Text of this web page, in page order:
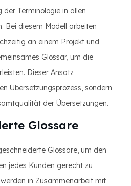
der Terminologie in allen
Bei diesem Modell arbeiten
an einem Projekt und
Glossar, um die
Dieser Ansatz
Übersetzungsprozess, sondern
der Übersetzungen.
Glossare
Glossare, um den
jedes Kunden gerecht zu
in Zusammenarbeit mit